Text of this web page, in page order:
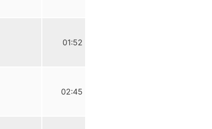
01:52
02:45